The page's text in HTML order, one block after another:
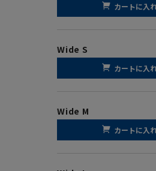
カートに入
Wide S
カートに入
Wide M
カートに入